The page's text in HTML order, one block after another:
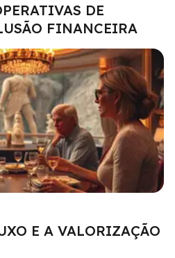
DE
FINANCEIRA
E A VALORIZAÇÃO